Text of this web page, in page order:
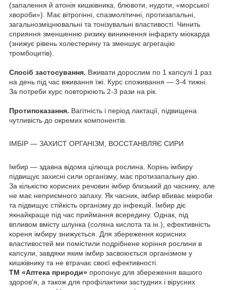
(запалення й атонія кишківника, блювоти, нудоти, «морської
хвороби»). Має вітрогінні, спазмолітичні, протизапальні,
загальнозміцнювальні та тонізувальні властивості. Чинить
сприяння зменшенню ризику виникнення інфаркту міокарда
(знижує рівень холестерину та зменшує агрегацію
тромбоцитів).
Спосіб застосування. Вживати дорослим по 1 капсулі 1 раз
на день під час вживання їжі. Курс споживання — 3-4 тижні.
За потреби курс повторюють 2-3 рази на рік.
Протипоказання. Вагітність і період лактації, підвищена
чутливість до окремих компонентів.
ІМБІР — ЗАХИСТ ОРГАНІЗМ, ВОССТАНВЛЯЄ СИРИ
Імбир — здавна відома цілюща рослина. Корінь імбиру
підвищує захисні сили організму, має протизапальну дію.
За кількістю корисних речовин імбир близький до часнику, але
не має неприємного запаху. Як часник, імбир вбиває мікроби
та підвищує стійкість організму до інфекцій. Імбир діє
якнайкраще під час приймання всередину. Однак, під
впливом вмісту шлунка (соляна кислота та ін.), ефективність
кореня імбиру знижується. Для збереження корисних
властивостей ми помістили подрібнене коріння рослини в
капсули, завдяки яким імбир засвоюється організмом у
кишківнику та не втрачає своєї ефективності.
ТМ «Аптека природи» пропонує для збереження вашого
здоров'я, а також для профілактики застудних і вірусних